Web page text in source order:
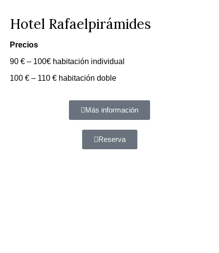
Hotel Rafaelpirámides
Precios
90 € – 100€ habitación individual
100 € – 110 € habitación doble
Más información
Reserva